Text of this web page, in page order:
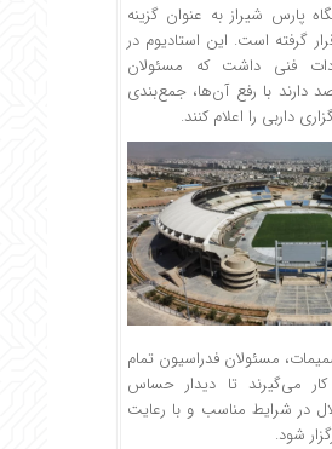
پارس شیراز به عنوان گزینه
گرفته است. این استادیوم در
فنی داشت که مسئولان
دارند با رفع آن‌ها، جمع‌بندی
داربی را اعلام کنند.
مسئولان فدراسیون تمام
می‌گیرند تا دیدار حساس
در شرایط مناسب و با رعایت
شود.